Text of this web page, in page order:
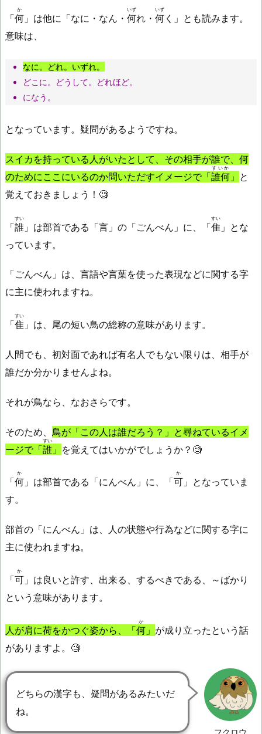
「何
か
」は他に「なに・なん・ 何
いず
れ・ 何
いず
く」とも読みます。
意味は、
なに。どれ。いずれ。
どこに。どうして。どれほど。
になう。
となっています。疑問があるようですね。
スイカを持っている人がいたとして、その相手が誰で、何
のためにここにいるのか問いただすイメージで「誰何
すいか
」 と
覚えておきましょう！🧐
「誰
すい
」は部首である「言」の「ごんべん」に、「隹
すい
」とな
っています。
「ごんべん」は、言語や言葉を使った表現などに関する字
に主に使われますね。
「隹
すい
」は、尾の短い鳥の総称の意味があります。
人間でも、初対面であれば有名人でもない限りは、相手が
誰だか分かりませんよね。
それが鳥なら、なおさらです。
そのため、 鳥が「この人は誰だろう？」と尋ねているイメ
ージで「誰
すい
」 を覚えてはいかがでしょうか？🧐
「何
か
」は部首である「にんべん」に、「可
か
」となっていま
す。
部首の「にんべん」は、人の状態や行為などに関する字に
主に使われますね。
「可
か
」は良いと許す、出来る、するべきである、～ばかり
という意味があります。
人が肩に荷をかつぐ姿から、「何
か
」 が成り立ったという話
がありますよ。🧐
どちらの漢字も、疑問があるみたいだ
ね。